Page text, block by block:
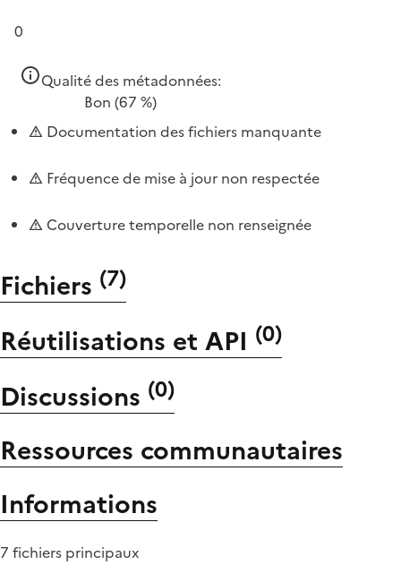
0
Qualité des métadonnées:
Bon (67 %)
Documentation des fichiers manquante
Fréquence de mise à jour non respectée
Couverture temporelle non renseignée
Fichiers (7)
Réutilisations et API (0)
Discussions (0)
Ressources communautaires
Informations
7 fichiers principaux